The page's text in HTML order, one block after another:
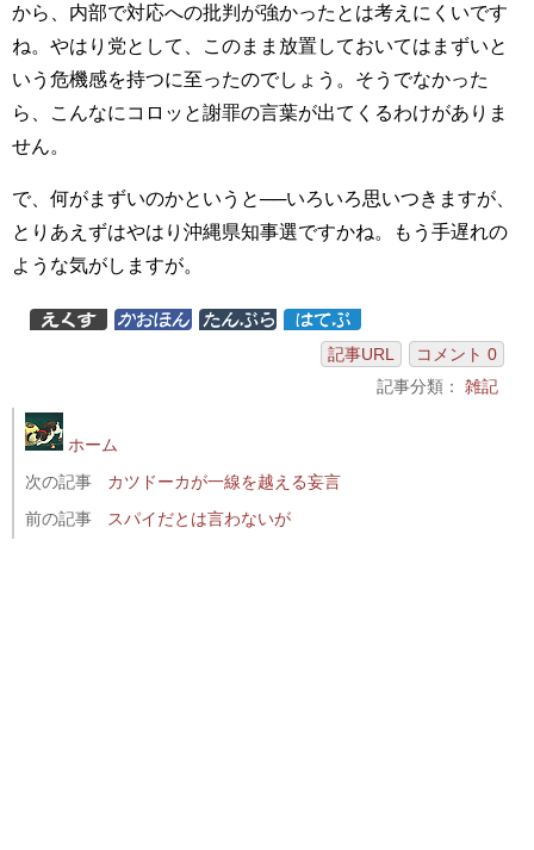
から、内部で対応への批判が強かったとは考えにくいです
ね。やはり党として、このまま放置しておいてはまずいと
いう危機感を持つに至ったのでしょう。そうでなかった
ら、こんなにコロッと謝罪の言葉が出てくるわけがありま
せん。
で、何がまずいのかというと──いろいろ思いつきますが、
とりあえずはやはり沖縄県知事選ですかね。もう手遅れの
ような気がしますが。
記事URL
コメント 0
記事分類： 雑記
ホーム
次の記事
カツドーカが一線を越える妄言
前の記事
スパイだとは言わないが